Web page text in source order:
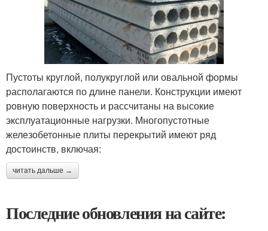
Пустоты круглой, полукруглой или овальной формы
располагаются по длине панели. Конструкции имеют
ровную поверхность и рассчитаны на высокие
эксплуатационные нагрузки. Многопустотные
железобетонные плиты перекрытий имеют ряд
достоинств, включая:
читать дальше →
Последние обновления на сайте: